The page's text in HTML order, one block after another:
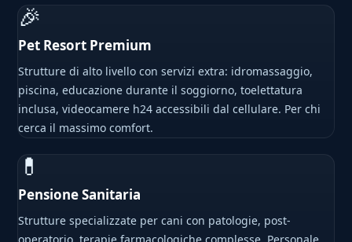
🎉
Pet Resort Premium
Strutture di alto livello con servizi extra: idromassaggio,
piscina, educazione durante il soggiorno, toelettatura
inclusa, videocamere h24 accessibili dal cellulare. Per chi
cerca il massimo comfort.
💊
Pensione Sanitaria
Strutture specializzate per cani con patologie, post-